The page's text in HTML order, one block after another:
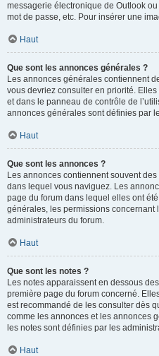
messagerie électronique de Outlook
mot de passe, etc. Pour insérer une
Haut
Que sont les annonces générales ?
Les annonces générales contiennent
vous devriez consulter en priorité.
et dans le panneau de contrôle de
annonces générales sont définies par
Haut
Que sont les annonces ?
Les annonces contiennent souvent
dans lequel vous naviguez. Les
page du forum dans lequel elles ont
générales, les permissions
administrateurs du forum.
Haut
Que sont les notes ?
Les notes apparaissent en dessous
première page du forum concerné.
est recommandé de les consulter dès
comme les annonces et les annonces
les notes sont définies par les
Haut